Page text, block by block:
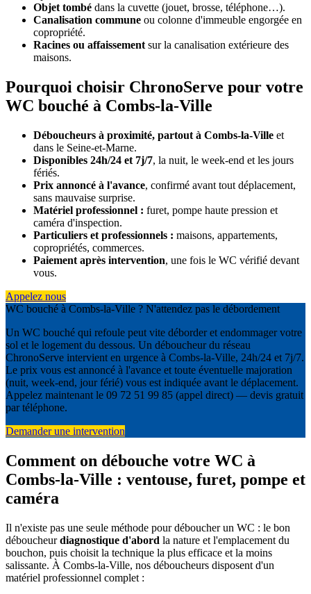
Objet tombé dans la cuvette (jouet, brosse, téléphone…).
Canalisation commune ou colonne d'immeuble engorgée en
copropriété.
Racines ou affaissement sur la canalisation extérieure des
maisons.
Pourquoi choisir ChronoServe pour votre
WC bouché à Combs-la-Ville
Déboucheurs à proximité, partout à Combs-la-Ville et
dans le Seine-et-Marne.
Disponibles 24h/24 et 7j/7, la nuit, le week-end et les jours
fériés.
Prix annoncé à l'avance, confirmé avant tout déplacement,
sans mauvaise surprise.
Matériel professionnel : furet, pompe haute pression et
caméra d'inspection.
Particuliers et professionnels : maisons, appartements,
copropriétés, commerces.
Paiement après intervention, une fois le WC vérifié devant
vous.
Appelez nous
WC bouché à Combs-la-Ville ? N'attendez pas le débordement
Un WC bouché qui refoule peut vite déborder et endommager votre
sol et le logement du dessous. Un déboucheur du réseau
ChronoServe intervient en urgence à Combs-la-Ville, 24h/24 et 7j/7.
Le prix vous est annoncé à l'avance et toute éventuelle majoration
(nuit, week-end, jour férié) vous est indiquée avant le déplacement.
Appelez maintenant le 09 72 51 99 85 (appel direct) — devis gratuit
par téléphone.
Demander une intervention
Comment on débouche votre WC à
Combs-la-Ville : ventouse, furet, pompe et
caméra
Il n'existe pas une seule méthode pour déboucher un WC : le bon
déboucheurdiagnostique d'abord la nature et l'emplacement du
bouchon, puis choisit la technique la plus efficace et la moins
salissante. À Combs-la-Ville, nos déboucheurs disposent d'un
matériel professionnel complet :